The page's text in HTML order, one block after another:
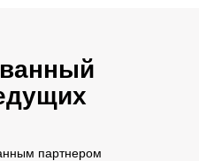
партнером